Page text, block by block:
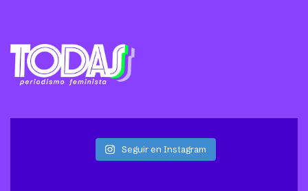
Seguir en Instagram